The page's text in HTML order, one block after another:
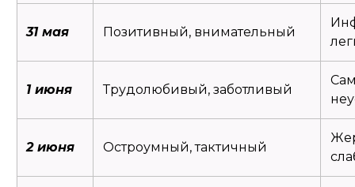
31 мая Позитивный, внимательный
1 июня Трудолюбивый, заботливый
2 июня Остроумный, тактичный